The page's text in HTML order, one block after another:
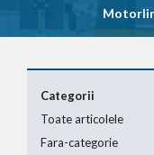
Categorii
Toate articolele
Fara-categorie